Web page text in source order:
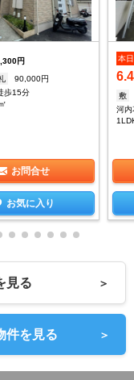
円
90,000円
歩15分
お問合せ
お気に入り
本
6.4
敷
河
見る ＞
件を見る ＞